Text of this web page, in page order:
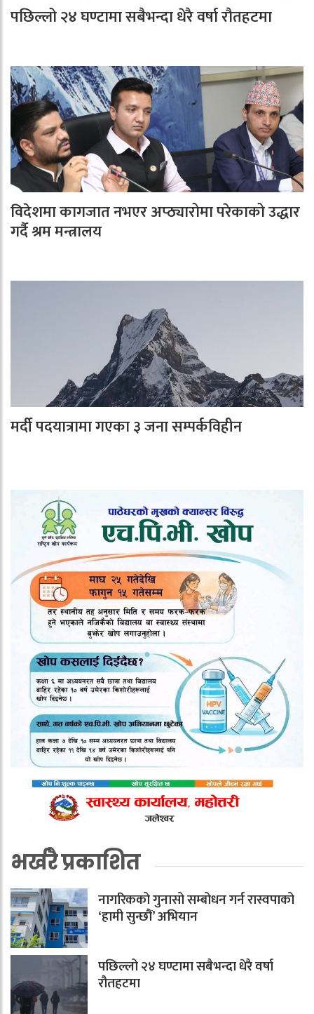
पछिल्लो २४ घण्टामा सबैभन्दा धेरै वर्षा रौतहटमा
विदेशमा कागजात नभएर अप्ठ्यारोमा परेकाको उद्धार
गर्दै श्रम मन्त्रालय
मर्दी पदयात्रामा गएका ३ जना सम्पर्कविहीन
भर्खरै प्रकाशित
नागरिकको गुनासो सम्बोधन गर्न रास्वपाको
‘हामी सुन्छौं’ अभियान
पछिल्लो २४ घण्टामा सबैभन्दा धेरै वर्षा
रौतहटमा